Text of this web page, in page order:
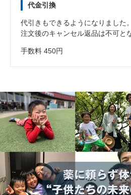
代金引換
代引きもできるようになりました。
注文後のキャンセル返品は不可と
手数料 450円